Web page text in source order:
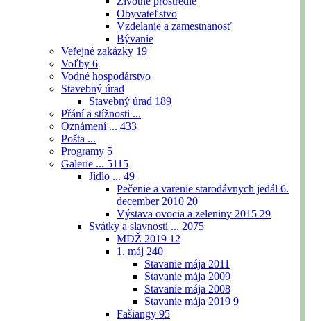
Obyvateľstvo
Vzdelanie a zamestnanosť
Bývanie
Veřejné zakázky 19
Voľby 6
Vodné hospodárstvo
Stavebný úrad
Stavebný úrad 189
Přání a stížnosti ...
Oznámení ... 433
Pošta ...
Programy 5
Galerie ... 5115
Jídlo ... 49
Pečenie a varenie starodávnych jedál 6.
december 2010 20
Výstava ovocia a zeleniny 2015 29
Svátky a slavnosti ... 2075
MDŽ 2019 12
1. máj 240
Stavanie mája 2011
Stavanie mája 2009
Stavanie mája 2008
Stavanie mája 2019 9
Fašiangy 95